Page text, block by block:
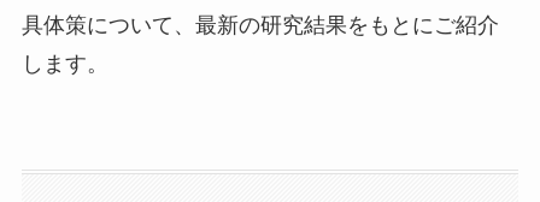
具体策について、最新の研究結果をもとにご紹介
します。